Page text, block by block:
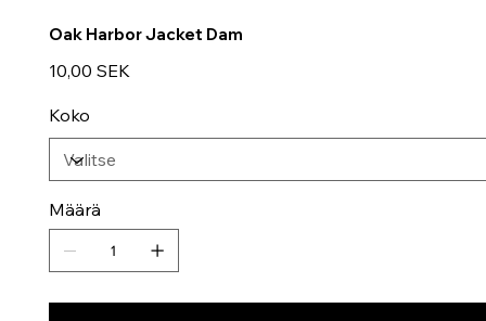
Oak Harbor Jacket Dam
Hinta
10,00 SEK
Koko
Määrä